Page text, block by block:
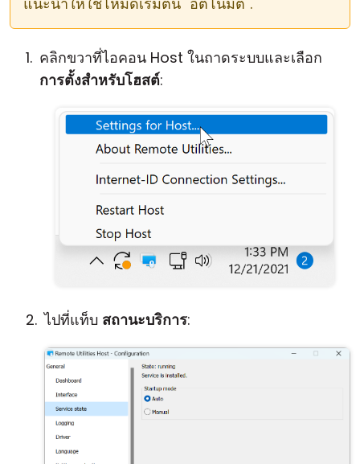
คลิกขวาที่ไอคอน Host ในถาดระบบและเลือก
การตั้งสําหรับโฮสต์:
ไปที่แท็บ สถานะบริการ: